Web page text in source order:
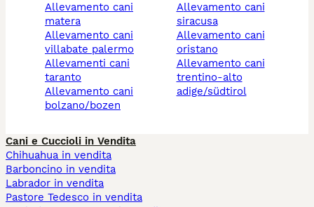
allevamento cani
matera
allevamento cani
villabate palermo
allevamenti cani
taranto
allevamento cani
bolzano/bozen
allevamento cani
siracusa
allevamento cani
oristano
allevamento cani
trentino-alto
adige/südtirol
Cani e Cuccioli in Vendita
Chihuahua in vendita
Barboncino in vendita
Labrador in vendita
Pastore Tedesco in vendita